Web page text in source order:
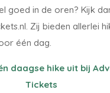
goed in de oren? Kijk
Zij bieden allerlei
één dag.
daagse hike uit bij
Tickets